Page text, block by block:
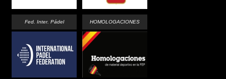
Fed. Inter. Pádel HOMOLOGACIONES